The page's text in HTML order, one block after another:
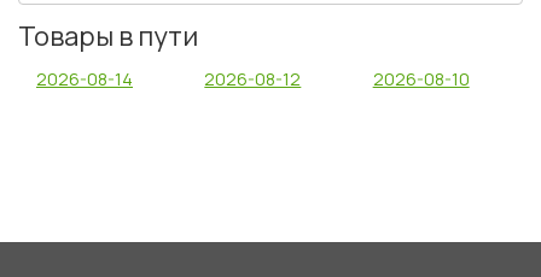
Товары в пути
2026-08-14 2026-08-12 2026-08-10